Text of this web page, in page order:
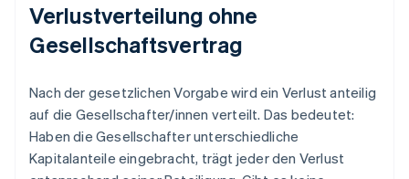
Verlustverteilung ohne
Gesellschaftsvertrag
Nach der gesetzlichen Vorgabe wird ein Verlust anteilig
auf die Gesellschafter/innen verteilt. Das bedeutet:
Haben die Gesellschafter unterschiedliche
Kapitalanteile eingebracht, trägt jeder den Verlust